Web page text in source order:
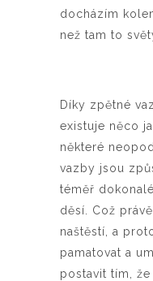
docházím
než tam to
Díky zpětné
existuje něco
některé
vazby jsou
téměř
děsí. Což
naštěstí, a
pamatovat a
postavit tím,